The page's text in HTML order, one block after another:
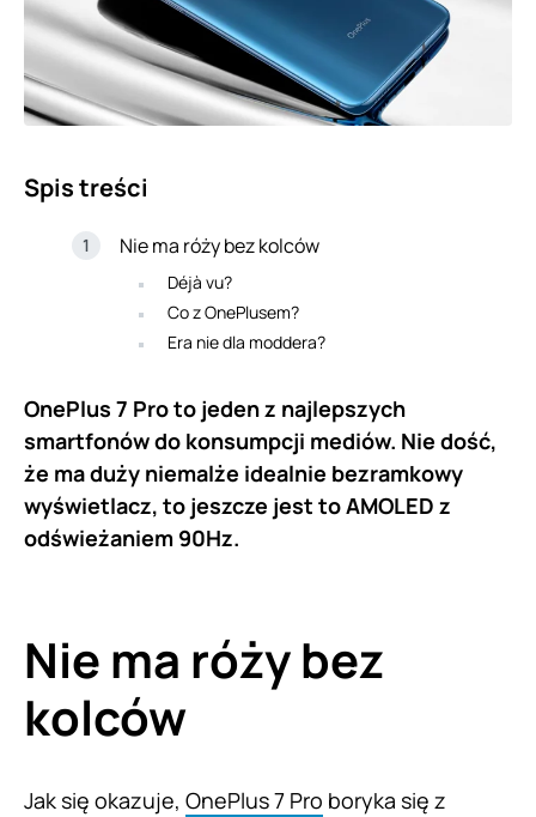
Spis treści
Nie ma róży bez kolców
Déjà vu?
Co z OnePlusem?
Era nie dla moddera?
OnePlus 7 Pro to jeden z najlepszych
smartfonów do konsumpcji mediów. Nie dość,
że ma duży niemalże idealnie bezramkowy
wyświetlacz, to jeszcze jest to AMOLED z
odświeżaniem 90Hz.
Nie ma róży bez
kolców
Jak się okazuje, OnePlus 7 Pro boryka się z